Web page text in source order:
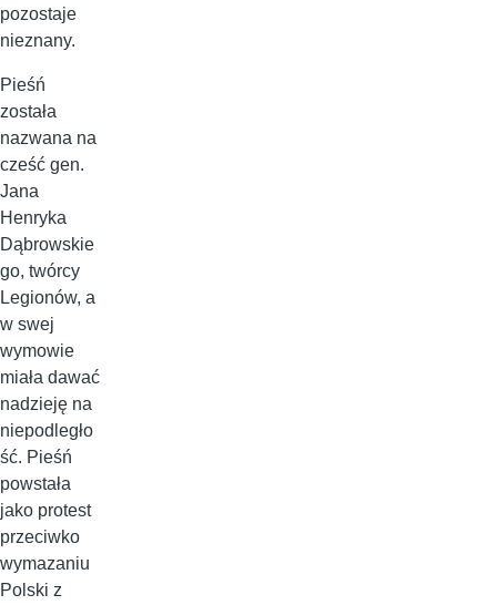
pozostaje
nieznany.
Pieśń
została
nazwana na
cześć gen.
Jana
Henryka
Dąbrowskie
go, twórcy
Legionów, a
w swej
wymowie
miała dawać
nadzieję na
niepodległo
ść. Pieśń
powstała
jako protest
przeciwko
wymazaniu
Polski z